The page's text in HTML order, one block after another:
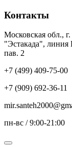
Контакты
Московская обл.,
"Эстакада",
пав. 2
+7 (499) 409-75-00
+7 (909) 692-36-11
пн-вс / 9:00-21:00